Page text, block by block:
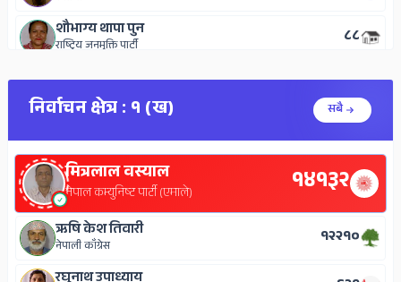
शौभाग्य थापा पुन
राष्ट्रिय जनमुक्ति पार्टी ८८
निर्वाचन क्षेत्र : १ (ख) सबै
मित्रलाल वस्याल
नेपाल कम्युनिष्ट पार्टी (एमाले) १४१३२
ऋषि केश तिवारी
नेपाली काँग्रेस
१२२१०